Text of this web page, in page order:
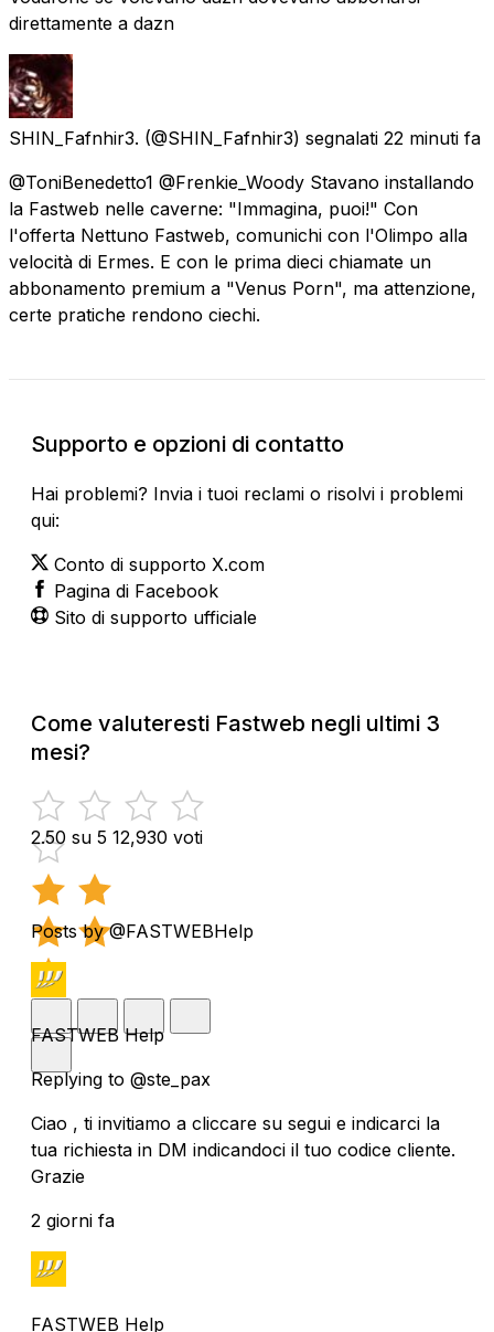
direttamente a dazn
SHIN_Fafnhir3. (@SHIN_Fafnhir3) segnalati 22 minuti fa
@ToniBenedetto1 @Frenkie_Woody Stavano installando
la Fastweb nelle caverne: "Immagina, puoi!" Con
l'offerta Nettuno Fastweb, comunichi con l'Olimpo alla
velocità di Ermes. E con le prima dieci chiamate un
abbonamento premium a "Venus Porn", ma attenzione,
certe pratiche rendono ciechi.
Supporto e opzioni di contatto
Hai problemi? Invia i tuoi reclami o risolvi i problemi
qui:
Conto di supporto X.com
Pagina di Facebook
Sito di supporto ufficiale
Come valuteresti Fastweb negli ultimi 3
mesi?
2.50 su 5 12,930 voti
Posts by @FASTWEBHelp
FASTWEB Help
Replying to @ste_pax
Ciao , ti invitiamo a cliccare su segui e indicarci la
tua richiesta in DM indicandoci il tuo codice cliente.
Grazie
2 giorni fa
FASTWEB Help